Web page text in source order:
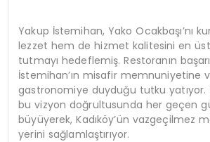
Yakup İstemihan, Yako Ocakbaşı’nı
lezzet hem de hizmet kalitesini en
tutmayı hedeflemiş. Restoranın
İstemihan’ın misafir memnuniyetine
gastronomiye duyduğu tutku yatıyor.
bu vizyon doğrultusunda her geçen
büyüyerek, Kadıköy’ün vazgeçilmez
yerini sağlamlaştırıyor.